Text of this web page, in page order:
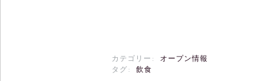
カテゴリー:
オープン情報
タグ: 飲食